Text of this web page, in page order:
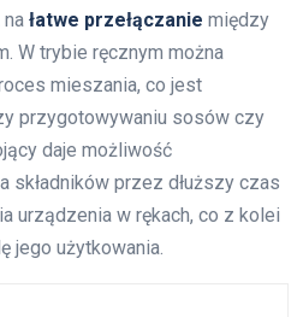
łatwe przełączanie między
W trybie ręcznym można
mieszania, co jest
przygotowywaniu sosów czy
daje możliwość
składników przez dłuższy czas
urządzenia w rękach, co z kolei
jego użytkowania.